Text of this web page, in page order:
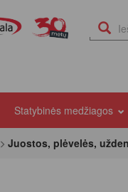
Statybinės medžiagos
Juostos, plėvelės,